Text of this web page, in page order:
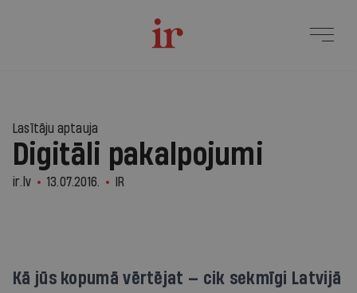
Lasītāju aptauja
Digitāli pakalpojumi
ir.lv 13.07.2016. IR
Kā jūs kopumā vērtējat — cik sekmīgi Latvijā